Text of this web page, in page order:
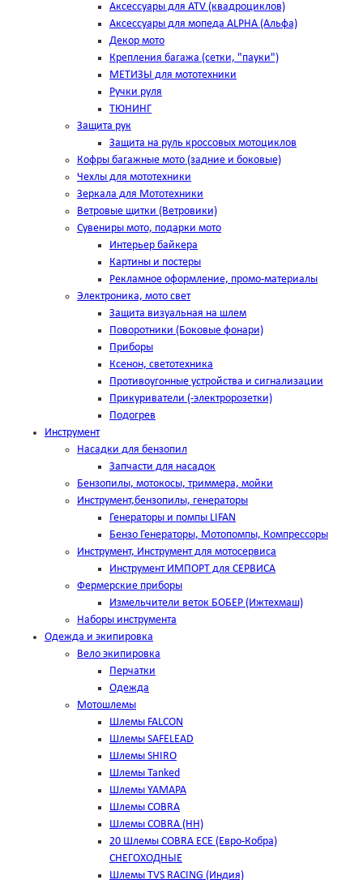
Аксессуары для ATV (квадроциклов)
Аксессуары для мопеда ALPHA (Альфа)
Декор мото
Крепления багажа (сетки, "пауки")
МЕТИЗЫ для мототехники
Ручки руля
ТЮНИНГ
Защита рук
Защита на руль кроссовых мотоциклов
Кофры багажные мото (задние и боковые)
Чехлы для мототехники
Зеркала для Мототехники
Ветровые щитки (Ветровики)
Сувениры мото, подарки мото
Интерьер байкера
Картины и постеры
Рекламное оформление, промо-материалы
Электроника, мото свет
Защита визуальная на шлем
Поворотники (Боковые фонари)
Приборы
Ксенон, светотехника
Противоугонные устройства и сигнализации
Прикуриватели (-электророзетки)
Подогрев
Инструмент
Насадки для бензопил
Запчасти для насадок
Бензопилы, мотокосы, триммера, мойки
Инструмент,бензопилы, генераторы
Генераторы и помпы LIFAN
Бензо Генераторы, Мотопомпы, Компрессоры
Инструмент, Инструмент для мотосервиса
Инструмент ИМПОРТ для СЕРВИСА
Фермерские приборы
Измельчители веток БОБЕР (Ижтехмаш)
Наборы инструмента
Одежда и экипировка
Вело экипировка
Перчатки
Одежда
Мотошлемы
Шлемы FALCON
Шлемы SAFELEAD
Шлемы SHIRO
Шлемы Tanked
Шлемы YAMAPA
Шлемы COBRA
Шлемы COBRA (HH)
20 Шлемы COBRA ECE (Евро-Кобра)
СНЕГОХОДНЫЕ
Шлемы TVS RACING (Индия)